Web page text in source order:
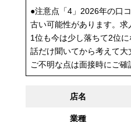
●注意点「4」2026年の口
古い可能性があります。
1位も今は少し落ちて2位
話だけ聞いてから考えて大
ご不明な点は面接時にご確
店名
業種